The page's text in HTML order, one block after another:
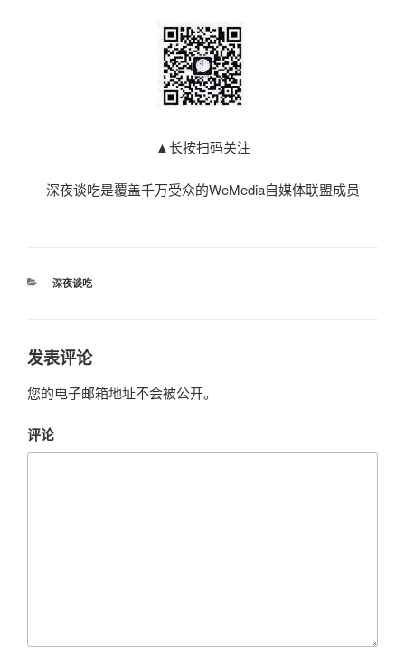
▲长按扫码关注
深夜谈吃是覆盖千万受众的WeMedia自媒体联盟成员
分
深夜谈吃
发表评论
您的电子邮箱地址不会被公开。
评论